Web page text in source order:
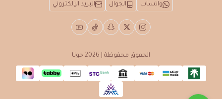
واتساب الجوال البريد الإلكتروني
الحقوق محفوظة | 2026 جونا